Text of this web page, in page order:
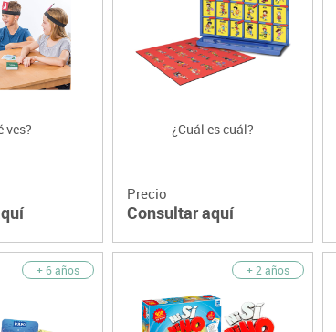
Lenguaje & idiomas
ves? ¿Cuál es cuál?
Precio
Consultar aquí
+ 6 años + 2 años